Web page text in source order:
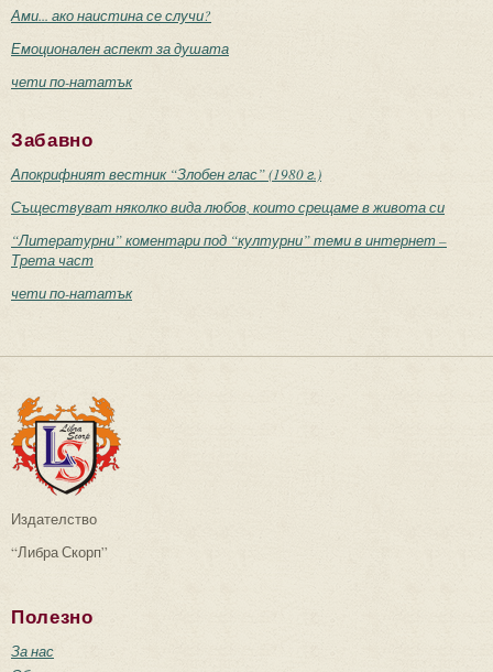
Ами... ако наистина се случи?
Емоционален аспект за душата
чети по-нататък
Забавно
Апокрифният вестник “Злобен глас” (1980 г.)
Съществуват няколко вида любов, които срещаме в живота си
“Литературни” коментари под “културни” теми в интернет –
Трета част
чети по-нататък
Издателство
“Либра Скорп”
Полезно
За нас